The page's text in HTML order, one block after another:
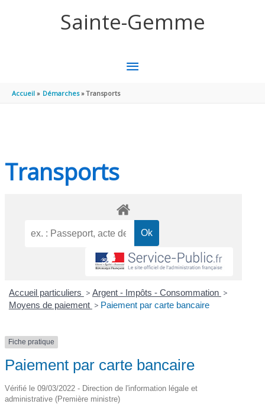
Sainte-Gemme
MENU
Accueil Démarches Transports
Transports
Accueil particuliers > Argent - Impôts - Consommation >
Moyens de paiement > Paiement par carte bancaire
Fiche pratique
Paiement par carte bancaire
Vérifié le 09/03/2022 - Direction de l'information légale et
administrative (Première ministre)